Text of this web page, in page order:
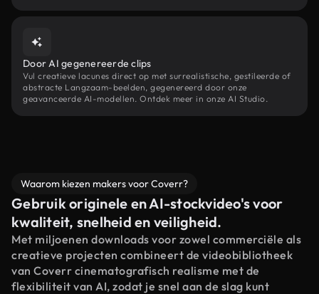
Door AI gegenereerde clips
Vul creatieve lacunes direct op met surrealistische, gestileerde of
abstracte Langzaam-beelden, gegenereerd door onze
geavanceerde AI-modellen. Ontdek meer in onze AI Studio.
Waarom kiezen makers voor Coverr?
Gebruik originele en AI-stockvideo's voor
kwaliteit, snelheid en veiligheid.
Met miljoenen downloads voor zowel commerciële als
creatieve projecten combineert de videobibliotheek
van Coverr cinematografisch realisme met de
flexibiliteit van AI, zodat je snel aan de slag kunt